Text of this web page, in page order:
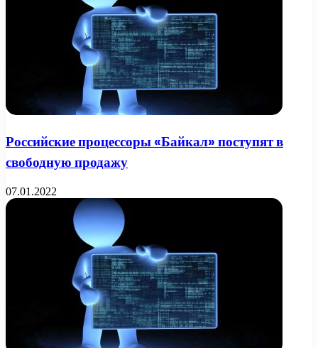
Российские процессоры «Байкал» поступят в
свободную продажу
07.01.2022